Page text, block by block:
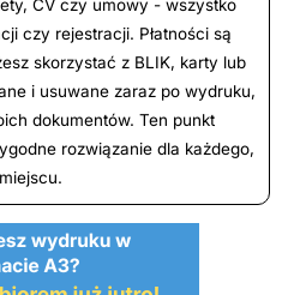
CV czy umowy - wszystko
czy rejestracji. Płatności są
skorzystać z BLIK, karty lub
i usuwane zaraz po wydruku,
dokumentów. Ten punkt
rozwiązanie dla każdego,